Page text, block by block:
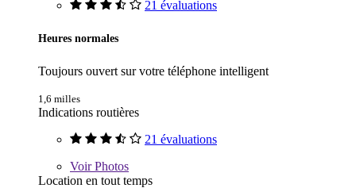
21 évaluations
Heures normales
Toujours ouvert sur votre téléphone intelligent
1,6 milles
Indications routières
21 évaluations
VoirPhotos
Location en tout temps